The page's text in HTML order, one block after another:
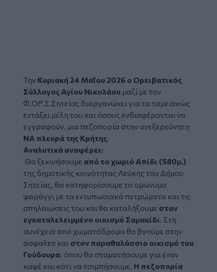
Την Κυριακή 24 Μαΐου 2026 ο Ορειβατικός
Σύλλογος Αγίου Νικολάου μαζί με τον
Φ.ΟΡ.Σ.Σητείας διοργανώνει για τα ταμειακώς
εντάξει μέλη του και όσους ενδιαφέρονται να
εγγραφούν, μια πεζοπορία στην ανεξερεύνητη
ΝΑ πλευρά της Κρήτης.
Αναλυτικά αναφέρει:
Θα ξεκινήσουμε από το χωριό Απίδι (580μ.)
της δημοτικής κοινότητας Λεύκης του Δήμου
Σητείας, θα κατηφορίσουμε το ομώνυμο
φαράγγι με τα εντυπωσιακά πετρώματα και τις
σπηλαιώσεις του και θα καταλήξουμε στον
εγκαταλελειμμένο οικισμό Σαμακίδι. Στη
συνέχεια από χωματόδρομο θα βγούμε στην
άσφαλτο και στον παραθαλάσσιο οικισμό του
Γούδουρα, όπου θα σταματήσουμε για έναν
καφέ και κάτι να τσιμπήσουμε. Η πεζοπορία